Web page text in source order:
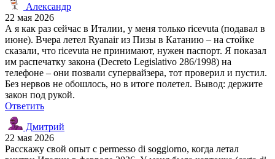
Александр
22 мая 2026
А я как раз сейчас в Италии, у меня только ricevuta (подавал в
июне). Вчера летел Ryanair из Пизы в Катанию – на стойке
сказали, что ricevuta не принимают, нужен паспорт. Я показал
им распечатку закона (Decreto Legislativo 286/1998) на
телефоне – они позвали супервайзера, тот проверил и пустил.
Без нервов не обошлось, но в итоге полетел. Вывод: держите
закон под рукой.
Ответить
Дмитрий
22 мая 2026
Расскажу свой опыт с permesso di soggiorno, когда летал